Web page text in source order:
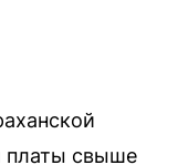
платы свыше